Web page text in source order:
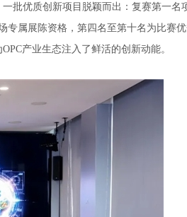
批优质创新项目脱颖而出：复赛第一名
专属展陈资格，第四名至第十名为比赛
产业生态注入了鲜活的创新动能。